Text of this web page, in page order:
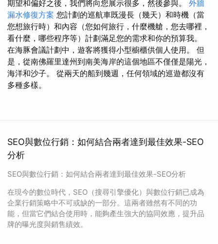
期望和偏好之後，我們將向您展示很多，然後參與。 外牆
漏水修復方案 您計劃的巡航車既漫長（幾天）和時機（當
您想旅行時）和內容（您如何旅行，什麼機艙，您去哪裡，
看什麼，哪些程序等）計劃滿足您的需求和你的預算我。
在海豚會議計劃中，遊客將獲得小型櫥櫃供個人使用。 但
是，從南佛羅里達州到南美海岸的這個地區不僅僅是陽光，
海洋和沙子。 從兩天的船到幾週，任何領域的巡遊都沒有
多種多樣。
SEO與數位行銷：如何結合兩者達到最佳效果-SEO
分析
SEO與數位行銷：如何結合兩者達到最佳效果-SEO分析
在現今的數位時代，SEO（搜尋引擎優化）與數位行銷已成為
企業行銷策略中不可或缺的一部分。這兩者雖然有不同的功
能，但當它們結合使用時，能夠產生強大的協同效應，提升品
牌的曝光度與銷售績效。